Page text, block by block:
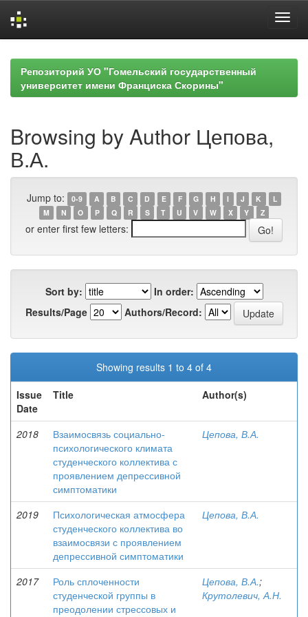
navigationРепозиторий УО "Гомельский государственный
университет имени Франциска Скорины"
Browsing by Author Цепова,
В.А.
Jump to: 0-9 A B C D E F G H I J K
L
M
N O P Q R S T U V W X Y Z
or enter first few letters:
Sort by:
In order:
Results/Page
Authors/Record:
Showing results 1 to 4 of 4
Issue
Date
Title Author(s)
2018
Взаимосвязь социально-
психологического климата
студенческого коллектива с
проявлением депрессивной
симптоматики
Цепова, В.А.
2019
Психологическая атмосфера
студенческого коллектива во
взаимосвязи с проявлением
депрессивной симптоматики
Цепова, В.А.
2017
Роль сплоченности
студенческой группы в
преодолении стрессовых и
Цепова, В.А.;
Крутолевич, А.Н.